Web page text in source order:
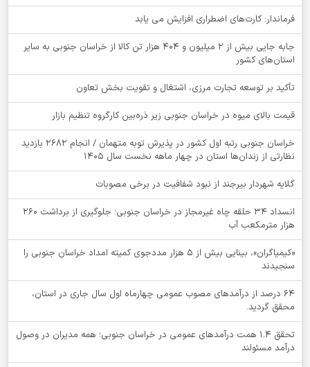
فرماندار: کارت‌های اضطراری افزایش می یابد
جابه جایی بیش از 2 میلیون و 404 هزار تن کالا از خراسان جنوبی به سایر
استان‌های کشور
تأکید بر توسعه تجارت مرزی، اشتغال و تقویت بخش تعاون
قیمت بالای میوه در خراسان جنوبی زیر ذره‌بین کارگروه تنظیم بازار
خراسان جنوبی رتبه اول کشور در پذیرش توبه متهمان / انجام ۲۶۸۲ بازدید
نظارتی از زندان‌ها استان در چهار ماهه نخست سال 1405
گلایه شهردار بیرجند از نبود شفافیت در برخی مصوبات
انسداد ۳۴ حلقه چاه غیرمجاز در خراسان جنوبی؛ جلوگیری از برداشت ۲۶۰
هزار مترمکعب آب
«کیمیاگران»، بینایی بیش از ۵ هزار مددجوی کمیته امداد خراسان جنوبی را
سنجیدند
64 درصد از درآمدهای مصوب عمومی چهارماه اول سال جاری در استان،
محقق گردید.
تحقق ۱.۴ همت درآمدهای عمومی در خراسان جنوبی؛ همه مدیران در وصول
درآمد مسئولند